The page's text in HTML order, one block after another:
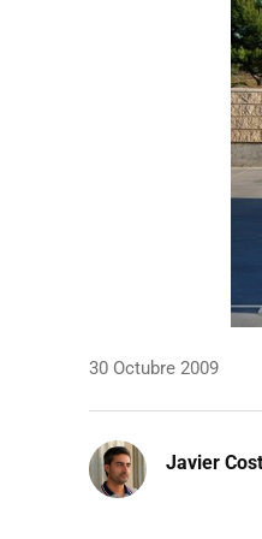
30 Octubre 2009
Javier